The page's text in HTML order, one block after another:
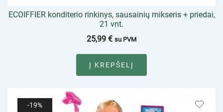
ECOIFFIER konditerio rinkinys, sausainių mikseris + priedai,
21 vnt.
25,99 € su PVM
Į KREPŠELĮ
-19%